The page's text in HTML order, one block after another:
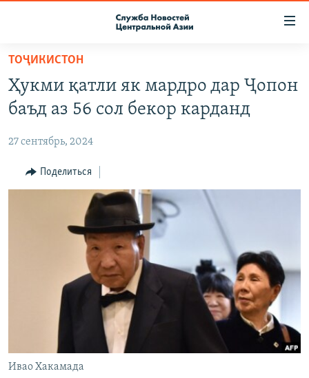
Вернуться
основному
содержанию
навигации
Вернутся
ПОДПИСКА
RFE/RL ДИРЕКТ
НАСТОЯЩЕЕ ВРЕМЯ
МИГРАНТ МЕДИА
ТОҶИКИСТОН
Ҳукми қатли як мардро дар Ҷопон
баъд аз 56 сол бекор карданд
27 сентябрь, 2024
Поделиться
Ивао Хакамада